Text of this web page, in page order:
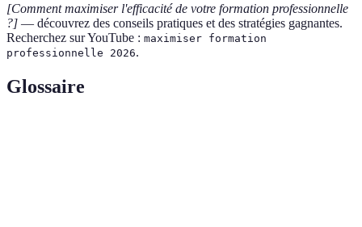
[Comment maximiser l'efficacité de votre formation professionnelle
?] — découvrez des conseils pratiques et des stratégies gagnantes.
Recherchez sur YouTube : maximiser formation
professionnelle 2026.
Glossaire